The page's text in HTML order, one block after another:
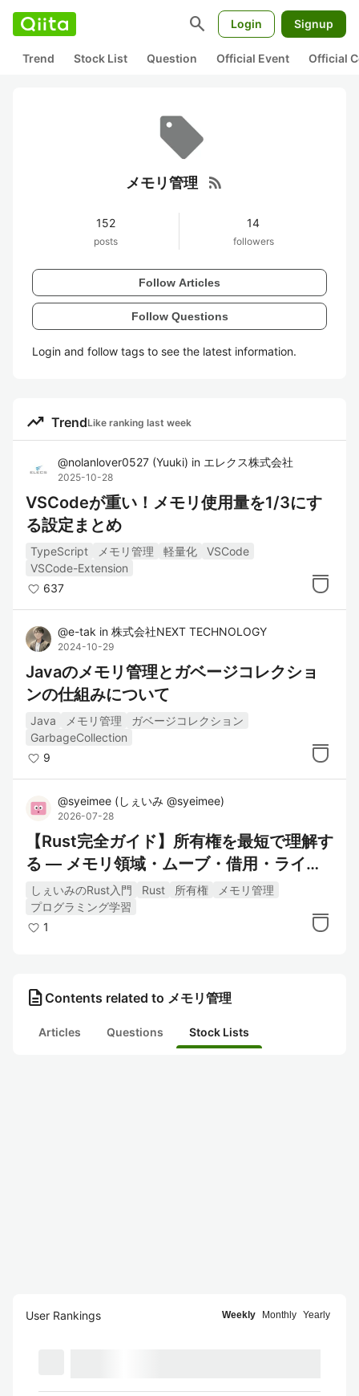
search Login Signup
Trend Stock List Question Official Event Official
メモリ管理 rss_feed
152
posts
14
followers
Follow Articles
Follow Questions
Login and follow tags to see the latest information.
trending_up TrendLike ranking last week
@nolanlover0527 (Yuuki) in エレクス株式会社
2025-10-28
VSCodeが重い！メモリ使用量を1/3にす
る設定まとめ
TypeScript メモリ管理 軽量化
VSCode
VSCode-Extension
637
@e-tak in 株式会社NEXT TECHNOLOGY
2024-10-29
Javaのメモリ管理とガベージコレクショ
ンの仕組みについて
Java メモリ管理
ガベージコレクション
GarbageCollection
9
@syeimee (しぇいみ @syeimee)
2026-07-28
【Rust完全ガイド】所有権を最短で理解す
る ― メモリ領域・ムーブ・借用・ライフ
タイム・スマートポインタ
しぇいみのRust入門 Rust 所有権
メモリ管理
プログラミング学習
1
description Contents related to メモリ管理
Articles Questions Stock Lists
User Rankings Weekly Monthly Yearly